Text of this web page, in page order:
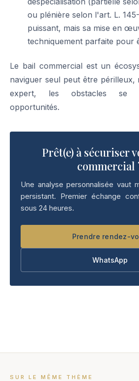
ou plénière selon l'art. L.
puissant, mais sa mise en
techniquement parfaite pour
Le bail commercial est un
naviguer seul peut être périlleux,
expert, les obstacles se
opportunités.
Prêt(e) à sécuriser
commercial
Une analyse personnalisée vaut
persistant. Premier échange
sous 24 heures.
Prendre rendez-
WhatsApp
SUR LE MÊME THÈME